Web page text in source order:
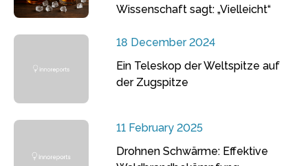
Wissenschaft sagt: „Vielleicht“
18 December 2024
Ein Teleskop der Weltspitze auf
der Zugspitze
11 February 2025
Drohnen Schwärme: Effektive